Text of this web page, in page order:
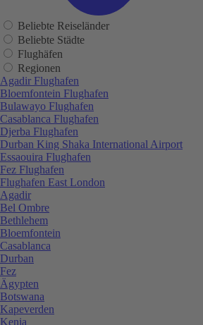
Beliebte Reiseländer
Beliebte Städte
Flughäfen
Regionen
Agadir Flughafen
Bloemfontein Flughafen
Bulawayo Flughafen
Casablanca Flughafen
Djerba Flughafen
Durban King Shaka International Airport
Essaouira Flughafen
Fez Flughafen
Flughafen East London
Agadir
Bel Ombre
Bethlehem
Bloemfontein
Casablanca
Durban
Fez
Ägypten
Botswana
Kapeverden
Kenia